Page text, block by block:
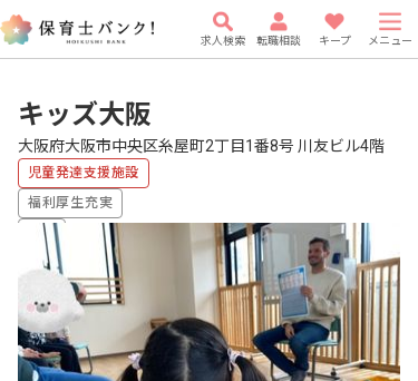
求人検索 転職相談 キープ メニュー
キッズ大阪
大阪府大阪市中央区糸屋町2丁目1番8号 川友ビル4階
児童発達支援施設
福利厚生充実
有給
研修充実